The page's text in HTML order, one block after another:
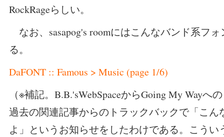
RockRageらしい。
なお、sasapog's roomにはこんなバンド系フ
る。
DaFONT :: Famous > Music (page 1/6)
（※補記。B.B.'sWebSpaceからGoing My Way
過去の関連記事からのトラックバックで「こん
よ」というお知らせをしたわけである。こうい